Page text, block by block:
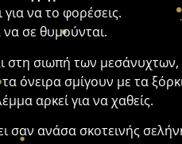
για να το φορέσεις.
να σε θυμούνται.
στη σιωπή των μεσάνυχτων,
τα όνειρα σμίγουν με τα
αρκεί για να χαθείς.
σαν ανάσα σκοτεινής